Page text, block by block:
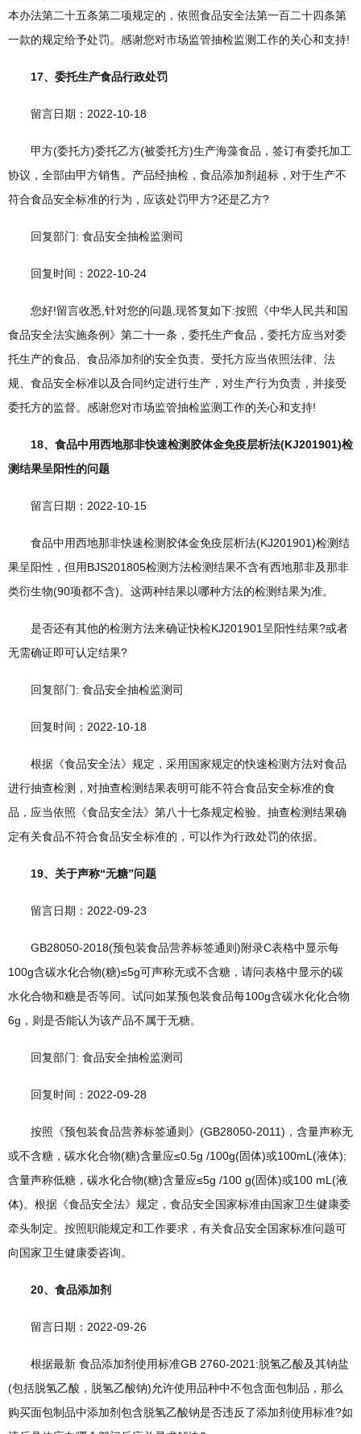
本办法第二十五条第二项规定的，依照食品安全法第一百二十四条第
一款的规定给予处罚。感谢您对市场监管抽检监测工作的关心和支持!
17、委托生产食品行政处罚
留言日期：2022-10-18
甲方(委托方)委托乙方(被委托方)生产海藻食品，签订有委托加工
协议，全部由甲方销售。产品经抽检，食品添加剂超标，对于生产不
符合食品安全标准的行为，应该处罚甲方?还是乙方?
回复部门: 食品安全抽检监测司
回复时间：2022-10-24
您好!留言收悉,针对您的问题,现答复如下:按照《中华人民共和国
食品安全法实施条例》第二十一条，委托生产食品，委托方应当对委
托生产的食品、食品添加剂的安全负责。受托方应当依照法律、法
规、食品安全标准以及合同约定进行生产，对生产行为负责，并接受
委托方的监督。感谢您对市场监管抽检监测工作的关心和支持!
18、食品中用西地那非快速检测胶体金免疫层析法(KJ201901)检
测结果呈阳性的问题
留言日期：2022-10-15
食品中用西地那非快速检测胶体金免疫层析法(KJ201901)检测结
果呈阳性，但用BJS201805检测方法检测结果不含有西地那非及那非
类衍生物(90项都不含)。这两种结果以哪种方法的检测结果为准。
是否还有其他的检测方法来确证快检KJ201901呈阳性结果?或者
无需确证即可认定结果?
回复部门: 食品安全抽检监测司
回复时间：2022-10-18
根据《食品安全法》规定，采用国家规定的快速检测方法对食品
进行抽查检测，对抽查检测结果表明可能不符合食品安全标准的食
品，应当依照《食品安全法》第八十七条规定检验。抽查检测结果确
定有关食品不符合食品安全标准的，可以作为行政处罚的依据。
19、关于声称“无糖”问题
留言日期：2022-09-23
GB28050-2018(预包装食品营养标签通则)附录C表格中显示每
100g含碳水化合物(糖)≤5g可声称无或不含糖，请问表格中显示的碳
水化合物和糖是否等同。试问如某预包装食品每100g含碳水化化合物
6g，则是否能认为该产品不属于无糖。
回复部门: 食品安全抽检监测司
回复时间：2022-09-28
按照《预包装食品营养标签通则》(GB28050-2011)，含量声称无
或不含糖，碳水化合物(糖)含量应≤0.5g /100g(固体)或100mL(液体);
含量声称低糖，碳水化合物(糖)含量应≤5g /100 g(固体)或100 mL(液
体)。根据《食品安全法》规定，食品安全国家标准由国家卫生健康委
牵头制定。按照职能规定和工作要求，有关食品安全国家标准问题可
向国家卫生健康委咨询。
20、食品添加剂
留言日期：2022-09-26
根据最新 食品添加剂使用标准GB 2760-2021:脱氢乙酸及其钠盐
(包括脱氢乙酸，脱氢乙酸钠)允许使用品种中不包含面包制品，那么
购买面包制品中添加剂包含脱氢乙酸钠是否违反了添加剂使用标准?如